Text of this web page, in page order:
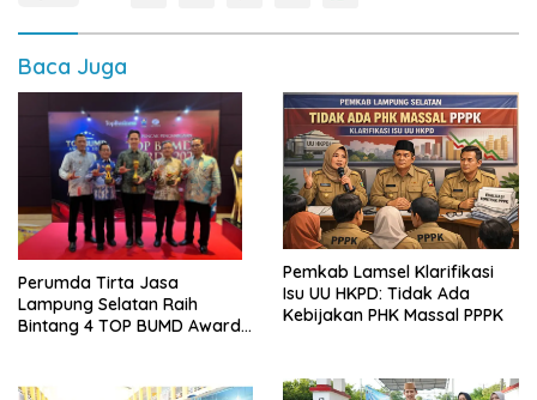
Baca Juga
Perumda Tirta Jasa
Lampung Selatan Raih
Bintang 4 TOP BUMD Awards
Pemkab Lamsel Klarifikasi
Isu UU HKPD: Tidak Ada
Kebijakan PHK Massal PPPK